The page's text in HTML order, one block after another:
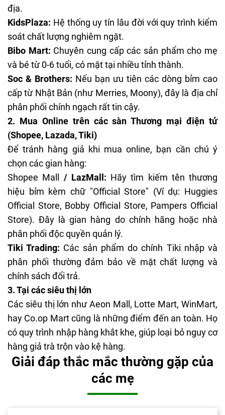
địa.
KidsPlaza: Hệ thống uy tín lâu đời với quy trình kiểm
soát chất lượng nghiêm ngặt.
Bibo Mart: Chuyên cung cấp các sản phẩm cho mẹ
và bé từ 0-6 tuổi, có mặt tại nhiều tỉnh thành.
Soc & Brothers: Nếu bạn ưu tiên các dòng bỉm cao
cấp từ Nhật Bản (như Merries, Moony), đây là địa chỉ
phân phối chính ngạch rất tin cậy.
2. Mua Online trên các sàn Thương mại điện tử
(Shopee, Lazada, Tiki)
Để tránh hàng giả khi mua online, bạn cần chú ý
chọn các gian hàng:
Shopee Mall
/ LazMall: Hãy tìm kiếm tên thương
hiệu bỉm kèm chữ "Official Store" (Ví dụ: Huggies
Official Store, Bobby Official Store, Pampers Official
Store). Đây là gian hàng do chính hãng hoặc nhà
phân phối độc quyền quản lý.
Tiki Trading: Các sản phẩm do chính Tiki nhập và
phân phối thường đảm bảo về mặt chất lượng và
chính sách đổi trả.
3. Tại các siêu thị lớn
Các siêu thị lớn như Aeon Mall, Lotte Mart, WinMart,
hay Co.op Mart cũng là những điểm đến an toàn. Họ
có quy trình nhập hàng khắt khe, giúp loại bỏ nguy cơ
hàng giả trà trộn vào kệ hàng.
Giải đáp thắc mắc thường gặp của
các mẹ